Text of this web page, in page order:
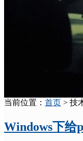
当前位置： 首页 > 技
Windows下给